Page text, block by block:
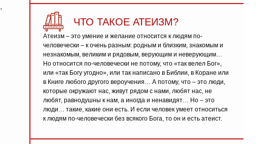
,
ЧТО ТАКОЕ АТЕИЗМ?
Атеизм – это умение и желание относится к людям по-
человечески – к очень разным: родным и близким, знакомым и
незнакомым, великим и рядовым, верующим и неверующим…
Но относится по-человечески не потому, что «так велел Бог»,
или «так Богу угодно», или так написано в Библии, в Коране или
в Книге любого другого вероучения… А потому, что – это люди,
которые окружают нас, живут рядом с нами, любят нас, не
любят, равнодушны к нам, а иногда и ненавидят… Но – это
люди… такие, какие они есть. И если человек умеет относиться
к людям по-человечески без всякого Бога, то он и есть атеист.